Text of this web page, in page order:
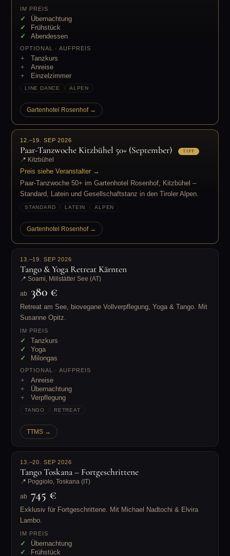
IM PREIS
Übernachtung
Frühstück
Abendessen
OPTIONAL · AUFPREIS
Tanzkurs
Anreise
Einzelzimmer
LINE DANCE ALPEN
Gartenhotel Rosenhof →
12.–19. SEP 2026
Paar-Tanzwoche Kitzbühel 50+ (September) TIPP
📍 Kitzbühel
Preis siehe Veranstalter →
Paar-Tanzwoche 50+ im Gartenhotel Rosenhof, Kitzbühel –
Standard, Latein und Gesellschaftstanz in den Tiroler Alpen.
STANDARD LATEIN ALPEN
Gartenhotel Rosenhof →
13.–19. SEP 2026
Tango & Yoga Retreat Kärnten
📍 Soami, Millstätter See (AT)
ab 380 €
Retreat am See, biovegane Vollverpflegung, Yoga & Tango. Mit
Susanne Opitz.
IM PREIS
Tanzkurs
Yoga
Milongas
OPTIONAL · AUFPREIS
Anreise
Übernachtung
Verpflegung
TANGO RETREAT
TTMS →
13.–20. SEP 2026
Tango Toskana – Fortgeschrittene
📍 Poggiolo, Toskana (IT)
ab 745 €
Exklusiv für Fortgeschrittene. Mit Michael Nadtochi & Elvira
Lambo.
IM PREIS
Übernachtung
Frühstück